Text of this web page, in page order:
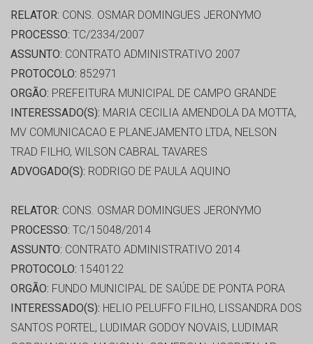
RELATOR: CONS. OSMAR DOMINGUES JERONYMO
PROCESSO: TC/2334/2007
ASSUNTO: CONTRATO ADMINISTRATIVO 2007
PROTOCOLO: 852971
ORGÃO: PREFEITURA MUNICIPAL DE CAMPO GRANDE
INTERESSADO(S): MARIA CECILIA AMENDOLA DA MOTTA,
MV COMUNICACAO E PLANEJAMENTO LTDA, NELSON
TRAD FILHO, WILSON CABRAL TAVARES
ADVOGADO(S): RODRIGO DE PAULA AQUINO
RELATOR: CONS. OSMAR DOMINGUES JERONYMO
PROCESSO: TC/15048/2014
ASSUNTO: CONTRATO ADMINISTRATIVO 2014
PROTOCOLO: 1540122
ORGÃO: FUNDO MUNICIPAL DE SAÚDE DE PONTA PORA
INTERESSADO(S): HELIO PELUFFO FILHO, LISSANDRA DOS
SANTOS PORTEL, LUDIMAR GODOY NOVAIS, LUDIMAR